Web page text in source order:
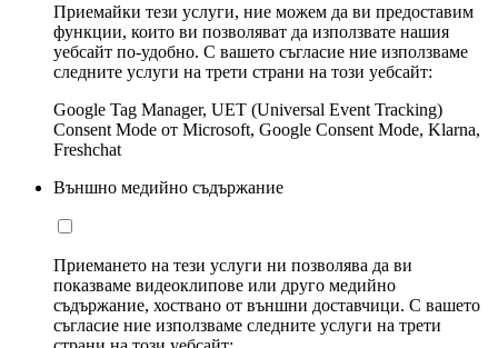
Приемайки тези услуги, ние можем да ви предоставим
функции, които ви позволяват да използвате нашия
уебсайт по-удобно. С вашето съгласие ние използваме
следните услуги на трети страни на този уебсайт:
Google Tag Manager, UET (Universal Event Tracking)
Consent Mode от Microsoft, Google Consent Mode, Klarna,
Freshchat
Външно медийно съдържание
Приемането на тези услуги ни позволява да ви
показваме видеоклипове или друго медийно
съдържание, хоствано от външни доставчици. С вашето
съгласие ние използваме следните услуги на трети